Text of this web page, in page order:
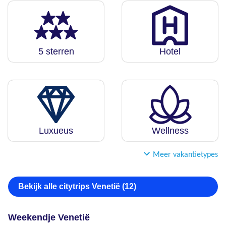
5 sterren Hotel
Luxueus Wellness
Meer vakantietypes
Bekijk alle citytrips Venetië (12)
Weekendje Venetië